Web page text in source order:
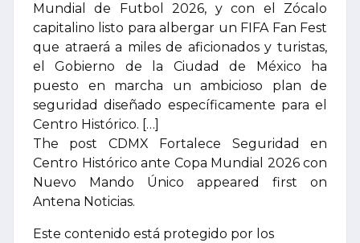
Mundial de Futbol 2026, y con el Zócalo
capitalino listo para albergar un FIFA Fan Fest
que atraerá a miles de aficionados y turistas,
el Gobierno de la Ciudad de México ha
puesto en marcha un ambicioso plan de
seguridad diseñado específicamente para el
Centro Histórico. […]
The post CDMX Fortalece Seguridad en
Centro Histórico ante Copa Mundial 2026 con
Nuevo Mando Único appeared first on
Antena Noticias.
Este contenido está protegido por los